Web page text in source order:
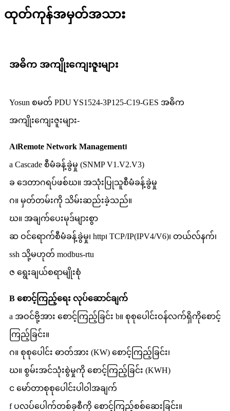
ထုတ်ကုန်အမှတ်အသား
အဓိက အကျိုးကျေးဇူးများ
Yosun စမတ် PDU YS1524-3P125-C19-GES အဓိက
အကျိုးကျေးဇူးများ-
A၊Remote Network Management၊
a Cascade စီမံခန့်ခွဲမှု (SNMP V1.V2.V3)
ခ ဒေတာဂရပ်ဖစ်ဃ။ အသုံးပြုသူစီမံခန့်ခွဲမှု
ဂ။ မှတ်တမ်းကို သိမ်းဆည်းခဲ့သည်။
ဃ။ အချက်ပေးမုဒ်များစွာ
ဆ ဝင်ရောက်စီမံခန့်ခွဲမှု၊ http၊ TCP/IP(IPV4/V6)၊ တယ်လ်နက်၊
ssh သို့မဟုတ် modbus-rtu
ဇ ရွေးချယ်စရာမျိုးစုံ
B စောင့်ကြည့်ရေး လုပ်ဆောင်ချက်
a အဝင်ဗို့အား စောင့်ကြည့်ခြင်း b။ စုစုပေါင်းဝန်လက်ရှိကိုစောင့်
ကြည့်ခြင်း။
ဂ။ စုစုပေါင်း ဓာတ်အား (KW) စောင့်ကြည့်ခြင်း၊
ဃ။ စွမ်းအင်သုံးစွဲမှုကို စောင့်ကြည့်ခြင်း (KWH)
င မော်တာစုစုပေါင်းပါဝါအချက်
f ပလပ်ပေါက်တစ်ခုစီကို စောင့်ကြည့်စစ်ဆေးခြင်း။